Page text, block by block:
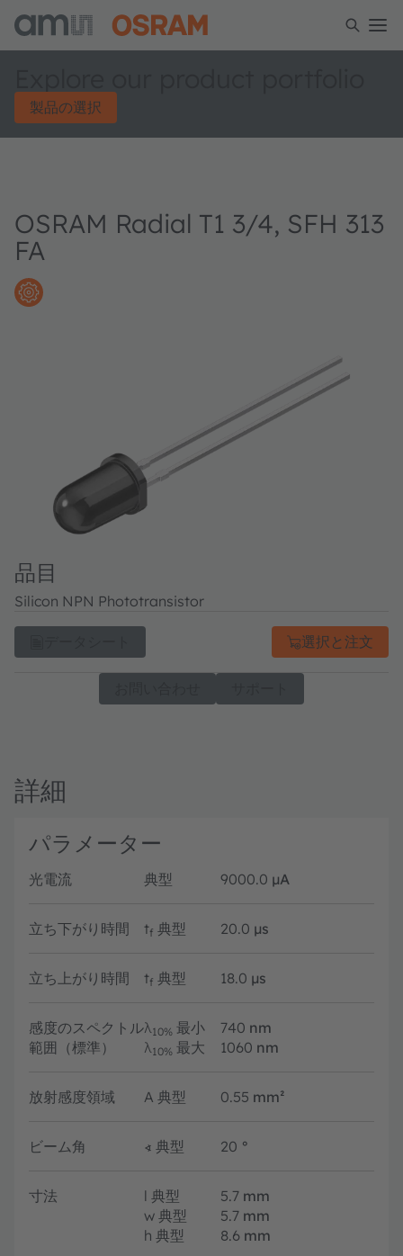
製品の選択
OSRAM Radial T1 3/4, SFH 313
FA
品目
Silicon NPN Phototransistor
選択と注文
詳細
パラメーター
光電流 典型 9000.0 µA
立ち下がり時間 tf 典型 20.0 µs
立ち上がり時間 tf 典型 18.0 µs
感度のスペクトル
範囲（標準）
λ10% 最小 740 nm
λ10% 最大 1060 nm
放射感度領域 A 典型 0.55 mm²
ビーム角 ∢ 典型 20 °
寸法 l 典型 5.7 mm
w 典型 5.7 mm
h 典型 8.6 mm